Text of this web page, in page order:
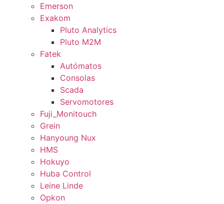
Emerson
Exakom
Pluto Analytics
Pluto M2M
Fatek
Autómatos
Consolas
Scada
Servomotores
Fuji_Monitouch
Grein
Hanyoung Nux
HMS
Hokuyo
Huba Control
Leine Linde
Opkon